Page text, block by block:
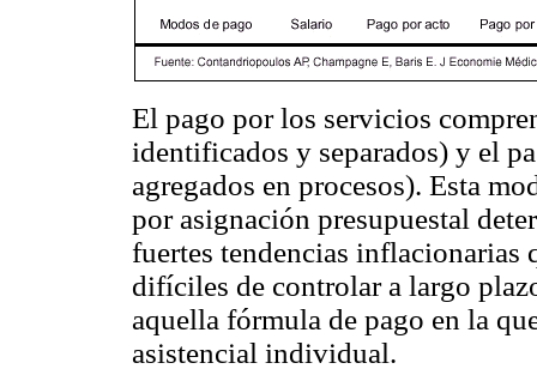
El pago por los servicios
identificados y separados) y el
agregados en procesos). Esta
por asignación presupuestal
fuertes tendencias inflacionarias
difíciles de controlar a largo
aquella fórmula de pago en la
asistencial individual.